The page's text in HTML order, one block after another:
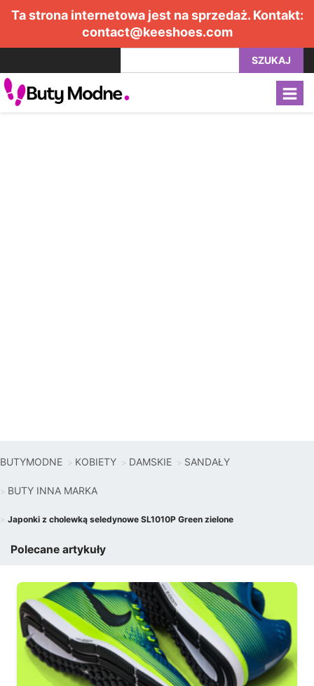
Ta strona internetowa jest na sprzedaż. Kontakt:
contact@keeshoes.com
SZUKAJ
BUTYMODNE KOBIETY DAMSKIE SANDAŁY
BUTY INNA MARKA
Japonki z cholewką seledynowe SL1010P Green zielone
Polecane artykuły